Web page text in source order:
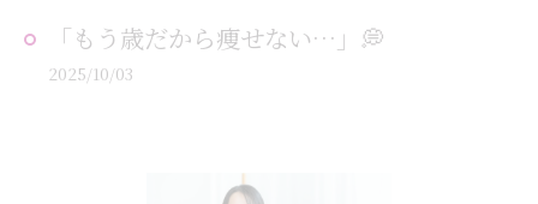
「もう歳だから痩せない…」💭
2025/10/03